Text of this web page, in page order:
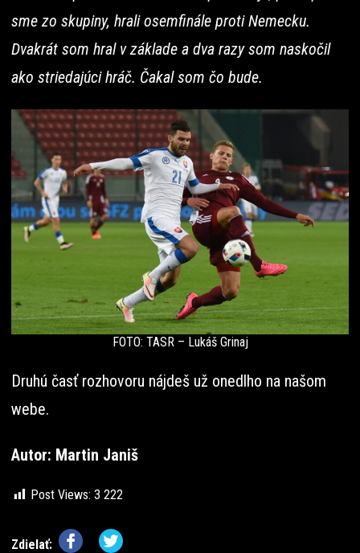
sme zo skupiny, hrali osemfinále proti Nemecku.
Dvakrát som hral v základe a dva razy som naskočil
ako striedajúci hráč. Čakal som čo bude.
FOTO: TASR – Lukáš Grinaj
Druhú časť rozhovoru nájdeš už onedlho na našom
webe.
Autor: Martin Janiš
Post Views: 3 222
Zdielať: